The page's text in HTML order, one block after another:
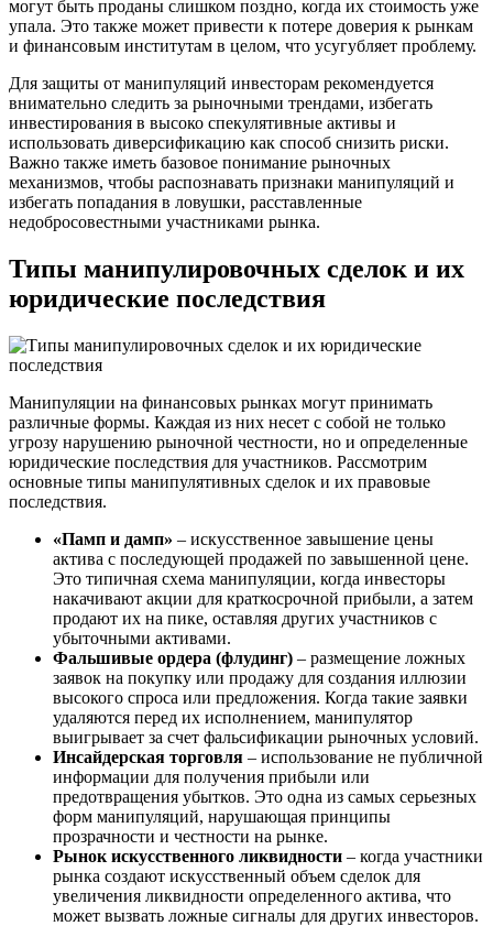
могут быть проданы слишком поздно, когда их стоимость уже
упала. Это также может привести к потере доверия к рынкам
и финансовым институтам в целом, что усугубляет проблему.
Для защиты от манипуляций инвесторам рекомендуется
внимательно следить за рыночными трендами, избегать
инвестирования в высоко спекулятивные активы и
использовать диверсификацию как способ снизить риски.
Важно также иметь базовое понимание рыночных
механизмов, чтобы распознавать признаки манипуляций и
избегать попадания в ловушки, расставленные
недобросовестными участниками рынка.
Типы манипулировочных сделок и их
юридические последствия
Манипуляции на финансовых рынках могут принимать
различные формы. Каждая из них несет с собой не только
угрозу нарушению рыночной честности, но и определенные
юридические последствия для участников. Рассмотрим
основные типы манипулятивных сделок и их правовые
последствия.
«Памп и дамп» – искусственное завышение цены
актива с последующей продажей по завышенной цене.
Это типичная схема манипуляции, когда инвесторы
накачивают акции для краткосрочной прибыли, а затем
продают их на пике, оставляя других участников с
убыточными активами.
Фальшивые ордера (флудинг) – размещение ложных
заявок на покупку или продажу для создания иллюзии
высокого спроса или предложения. Когда такие заявки
удаляются перед их исполнением, манипулятор
выигрывает за счет фальсификации рыночных условий.
Инсайдерская торговля – использование не публичной
информации для получения прибыли или
предотвращения убытков. Это одна из самых серьезных
форм манипуляций, нарушающая принципы
прозрачности и честности на рынке.
Рынок искусственного ликвидности – когда участники
рынка создают искусственный объем сделок для
увеличения ликвидности определенного актива, что
может вызвать ложные сигналы для других инвесторов.